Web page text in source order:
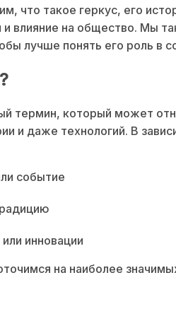
что такое геркус, его
влияние на общество. Мы
лучше понять его роль в
термин, который может
и даже технологий. В
событие
инновации
на наиболее